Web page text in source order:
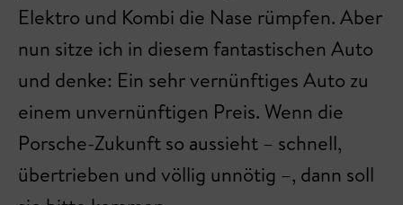
Elektro und Kombi die Nase rümpfen. Aber
nun sitze ich in diesem fantastischen Auto
und denke: Ein sehr vernünftiges Auto zu
einem unvernünftigen Preis. Wenn die
Porsche-Zukunft so aussieht – schnell,
übertrieben und völlig unnötig –, dann soll